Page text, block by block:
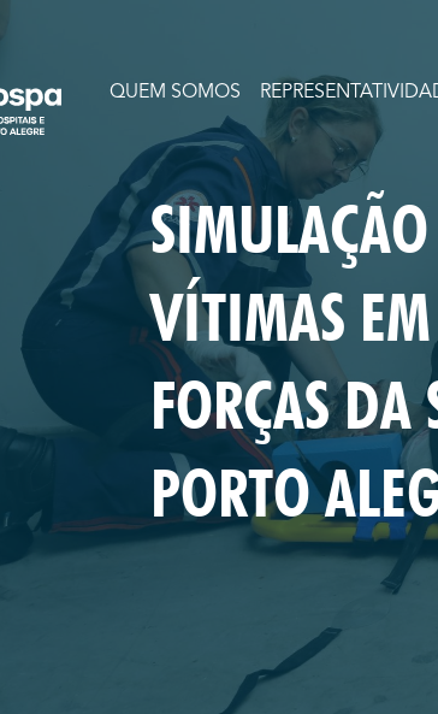
QUEM SOMOS
VÍTIMAS
FORÇAS DA
PORTO